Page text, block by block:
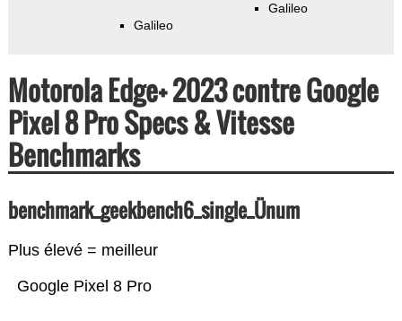
Galileo
Galileo
Motorola Edge+ 2023 contre Google
Pixel 8 Pro Specs & Vitesse
Benchmarks
benchmark_geekbench6_single_Ünum
Plus élevé = meilleur
Google Pixel 8 Pro